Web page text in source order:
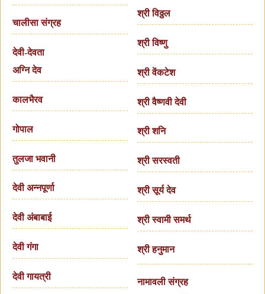
चालीसा संग्रह
देवी-देवता
अग्नि देव
कालभैरव
गोपाल
तुलजा भवानी
देवी अन्नपूर्णा
देवी अंबाबाई
देवी गंगा
देवी गायत्री
श्री विठ्ठल
श्री विष्णु
श्री वेंकटेश
श्री वैष्णवी देवी
श्री शनि
श्री सरस्वती
श्री सूर्य देव
श्री स्वामी समर्थ
श्री हनुमान
नामावली संग्रह